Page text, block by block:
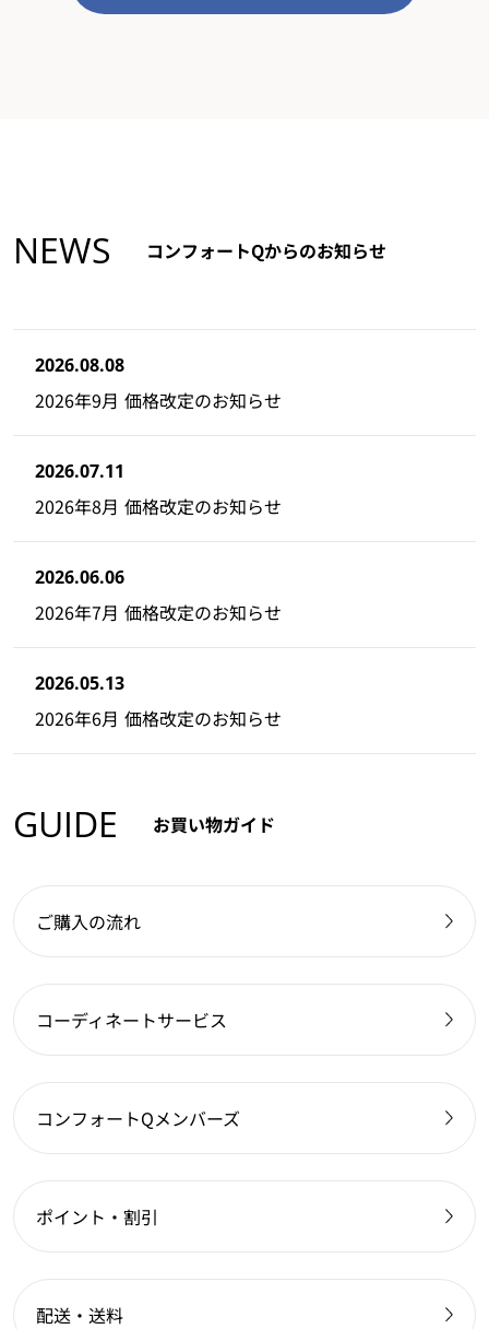
NEWS コンフォートQからのお知らせ
2026.08.08
2026年9月 価格改定のお知らせ
2026.07.11
2026年8月 価格改定のお知らせ
2026.06.06
2026年7月 価格改定のお知らせ
2026.05.13
2026年6月 価格改定のお知らせ
GUIDE お買い物ガイド
ご購入の流れ
コーディネートサービス
コンフォートQメンバーズ
ポイント・割引
配送・送料